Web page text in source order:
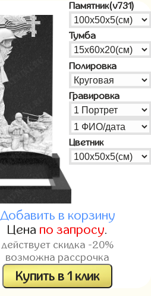
Памятник(v731)
Тумба
Полировка
Гравировка
Цветник
Добавить в корзину
Цена по запросу.
действует скидка -20%
возможна рассрочка
Купить в 1 клик